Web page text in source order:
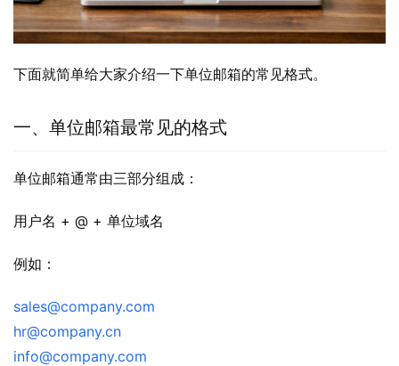
下面就简单给大家介绍一下单位邮箱的常见格式。
一、单位邮箱最常见的格式
单位邮箱通常由三部分组成：
用户名 + @ + 单位域名
例如：
sales@company.com
hr@company.cn
info@company.com